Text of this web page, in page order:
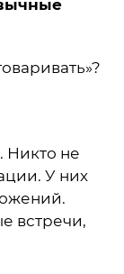
Никто не
У них
встречи,